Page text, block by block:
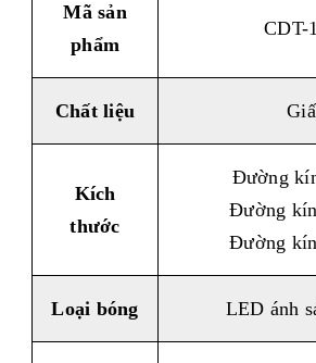
Mã sản
phẩm
CDT-
Chất liệu
Kích
thước
Đường
Đường
Đường
Loại bóng LED ánh